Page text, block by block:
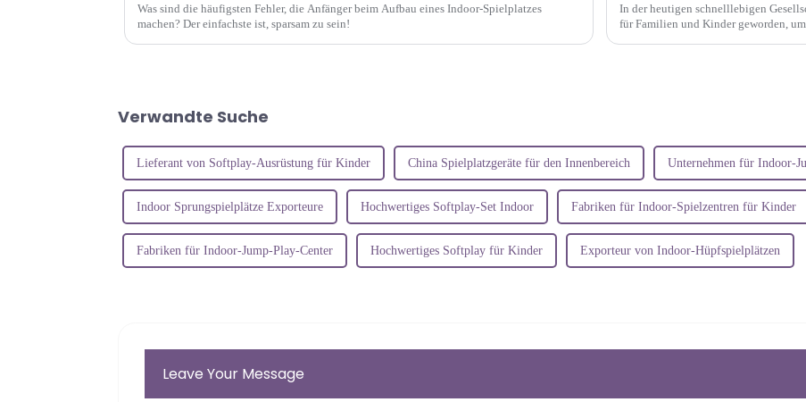
Was sind die häufigsten Fehler, die Anfänger beim Aufbau eines Indoor-Spielplatzes
machen? Der einfachste ist, sparsam zu sein!
In der heutigen schnelllebigen
für Familien und Kinder geworden,
Verwandte Suche
Lieferant von Softplay-Ausrüstung für Kinder China Spielplatzgeräte für den Innenbereich Unternehmen für Indoor-
Indoor Sprungspielplätze Exporteure Hochwertiges Softplay-Set Indoor Fabriken für Indoor-Spielzentren für Kinder
Fabriken für Indoor-Jump-Play-Center Hochwertiges Softplay für Kinder Exporteur von Indoor-Hüpfspielplätzen
Leave Your Message